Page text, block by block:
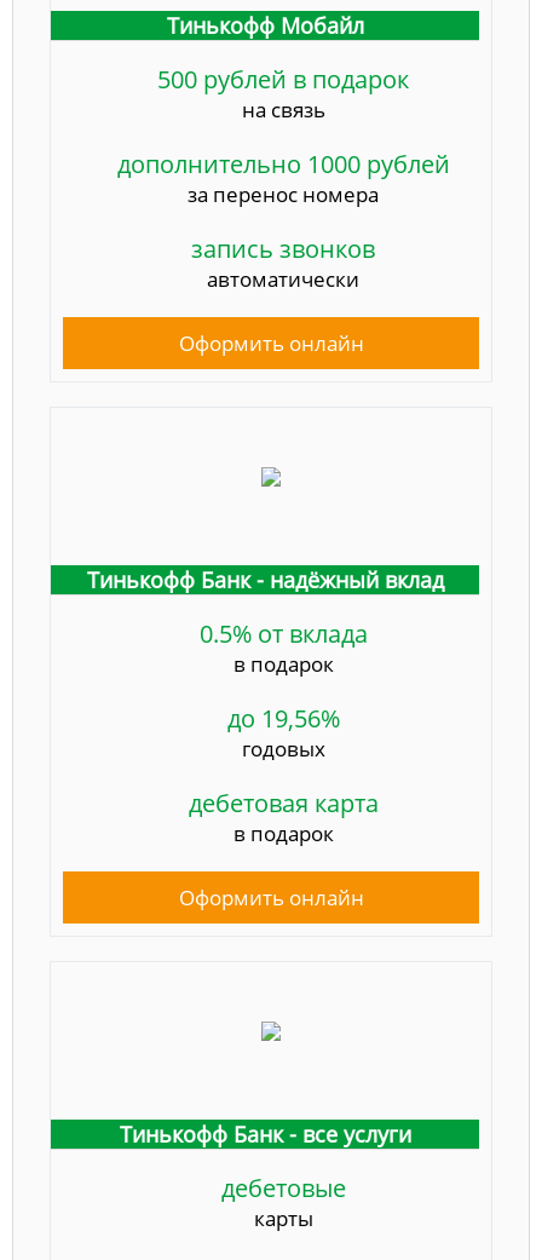
Тинькофф Мобайл
500 рублей в подарок
на связь
дополнительно 1000 рублей
за перенос номера
запись звонков
автоматически
Оформить онлайн
Тинькофф Банк - надёжный вклад
0.5% от вклада
в подарок
до 19,56%
годовых
дебетовая карта
в подарок
Оформить онлайн
Тинькофф Банк - все услуги
дебетовые
карты